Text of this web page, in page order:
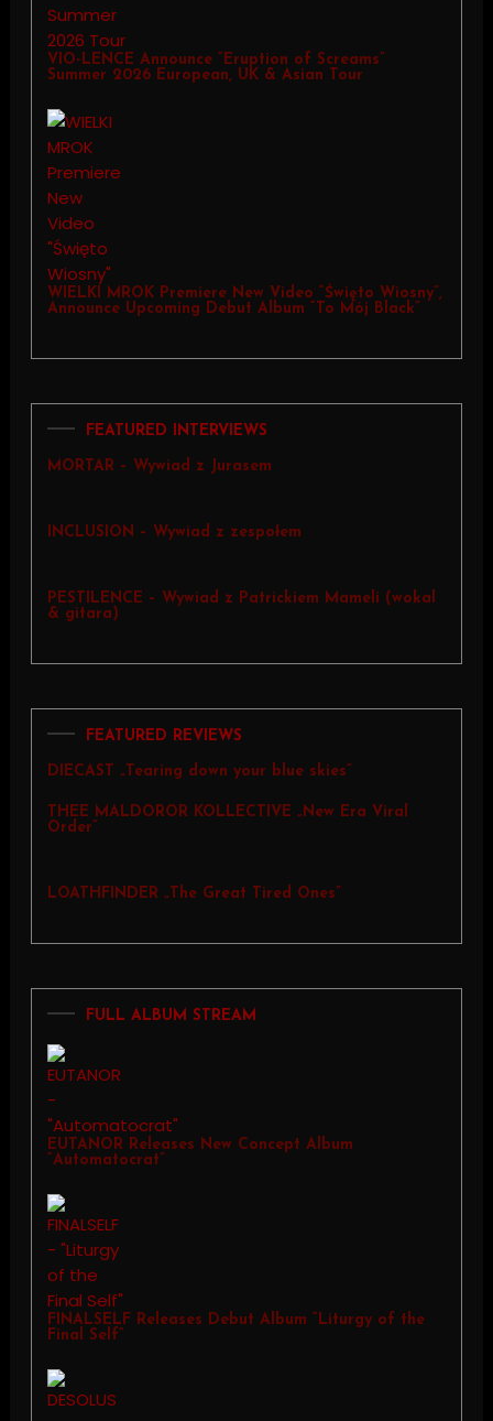
VIO-LENCE Announce “Eruption of Screams”
Summer 2026 European, UK & Asian Tour
WIELKI MROK Premiere New Video “Święto Wiosny”,
Announce Upcoming Debut Album “To Mój Black”
FEATURED INTERVIEWS
MORTAR – Wywiad z Jurasem
INCLUSION – Wywiad z zespołem
PESTILENCE – Wywiad z Patrickiem Mameli (wokal
& gitara)
FEATURED REVIEWS
DIECAST „Tearing down your blue skies”
THEE MALDOROR KOLLECTIVE „New Era Viral
Order”
LOATHFINDER „The Great Tired Ones”
FULL ALBUM STREAM
EUTANOR Releases New Concept Album
“Automatocrat”
FINALSELF Releases Debut Album “Liturgy of the
Final Self”